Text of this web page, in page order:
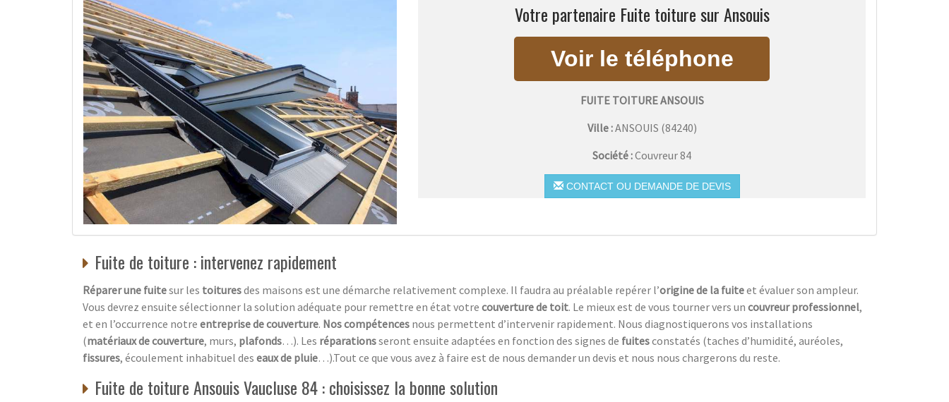
Votre partenaire Fuite toiture sur Ansouis
FUITE TOITURE ANSOUIS
Ville :ANSOUIS (84240)
Société :Couvreur 84
CONTACT OU DEMANDE DE DEVIS
Fuite de toiture : intervenez rapidement
Réparer une fuitesur les toituresdes maisons est une démarche relativement complexe. Il faudra au préalable repérer l’origine de la fuiteet évaluer son ampleur.
Vous devrez ensuite sélectionner la solution adéquate pour remettre en état votre couverture de toit. Le mieux est de vous tourner vers un couvreur professionnel,
et en l’occurrence notre entreprise de couverture. Nos compétences nous permettent d’intervenir rapidement. Nous diagnostiquerons vos installations
(matériaux de couverture, murs, plafonds…). Les réparationsseront ensuite adaptées en fonction des signes de fuitesconstatés (taches d’humidité, auréoles,
fissures, écoulement inhabituel des eaux de pluie…).Tout ce que vous avez à faire est de nous demander un devis et nous nous chargerons du reste.
Fuite de toiture Ansouis Vaucluse 84 : choisissez la bonne solution